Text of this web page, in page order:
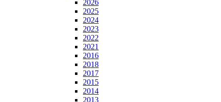
2026
2025
2024
2023
2022
2021
2016
2018
2017
2015
2014
2013